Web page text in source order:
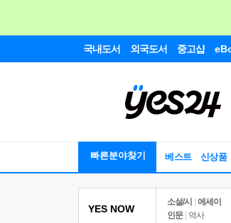
국내도서 외국도서 중고샵
빠른분야찾기 베스트 신상품
YES NOW
소설/시
에세이
인문
역사